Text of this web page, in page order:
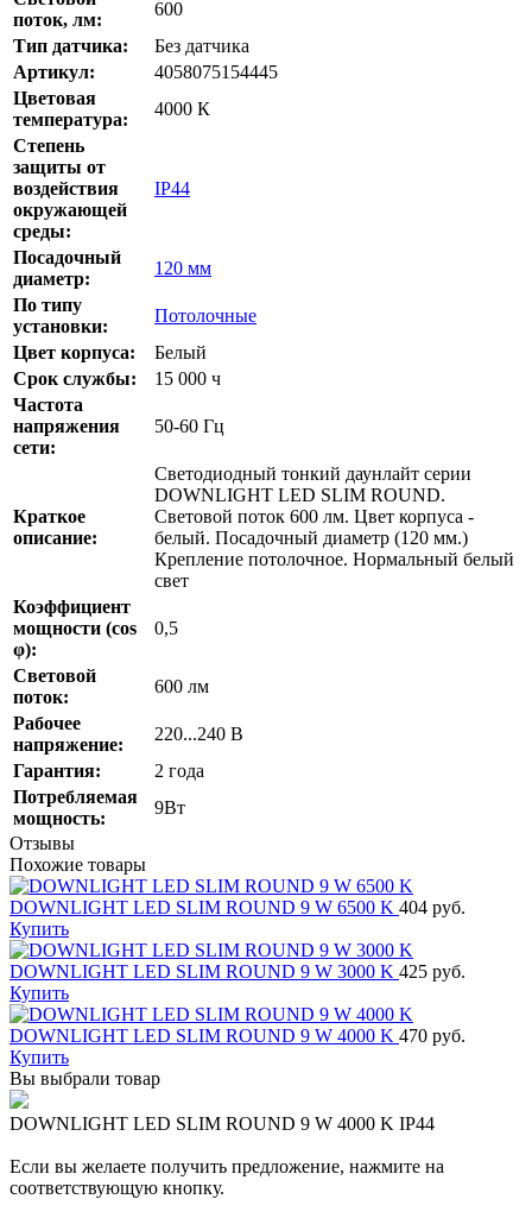
поток, лм:
600
Тип датчика:
Без датчика
Артикул:
4058075154445
Цветовая
температура:
4000 К
Степень
защиты от
воздействия
окружающей
среды:
IP44
Посадочный
диаметр:
120 мм
По типу
установки:
Потолочные
Цвет корпуса:
Белый
Срок службы:
15 000 ч
Частота
напряжения
сети:
50-60 Гц
Краткое
описание:
Светодиодный тонкий даунлайт серии
DOWNLIGHT LED SLIM ROUND.
Световой поток 600 лм. Цвет корпуса -
белый. Посадочный диаметр (120 мм.)
Крепление потолочное. Нормальный белый
свет
Коэффициент
мощности (cos
φ):
0,5
Cветовой
поток:
600 лм
Рабочее
напряжение:
220...240 В
Гарантия:
2 года
Потребляемая
мощность:
9Вт
Отзывы
Похожие товары
DOWNLIGHT LED SLIM ROUND 9 W 6500 K 404 руб.
Купить
DOWNLIGHT LED SLIM ROUND 9 W 3000 K 425 руб.
Купить
DOWNLIGHT LED SLIM ROUND 9 W 4000 K 470 руб.
Купить
Вы выбрали товар
DOWNLIGHT LED SLIM ROUND 9 W 4000 K IP44
Если вы желаете получить предложение, нажмите на
соответствующую кнопку.